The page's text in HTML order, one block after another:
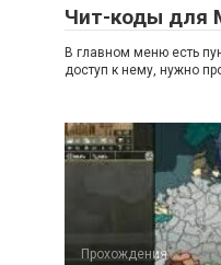
Чит-коды для
В главном меню есть
доступ к нему, нужно
Прохождения